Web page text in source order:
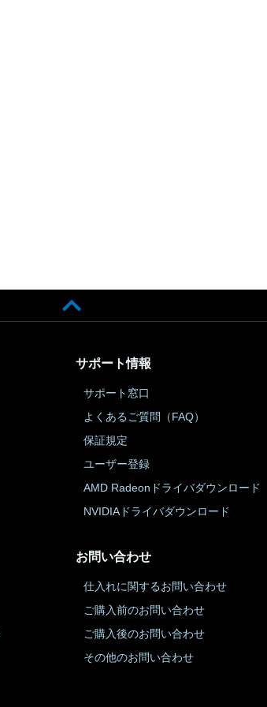
サポート情報
サポート窓口
よくあるご質問（FAQ）
保証規定
ユーザー登録
AMD Radeonドライバダウンロード
NVIDIAドライバダウンロード
お問い合わせ
仕入れに関するお問い合わせ
ご購入前のお問い合わせ
ご購入後のお問い合わせ
その他のお問い合わせ